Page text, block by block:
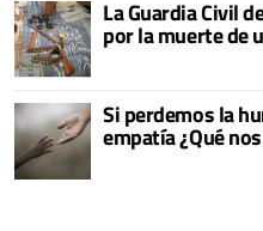
La Guardia Civil
por la muerte de
Si perdemos la
empatía ¿Qué